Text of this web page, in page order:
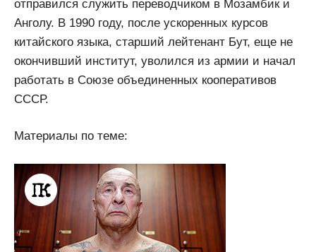
отправился служить переводчиком в Мозамбик и
Анголу. В 1990 году, после ускоренных курсов
китайского языка, старший лейтенант Бут, еще не
окончивший институт, уволился из армии и начал
работать в Союзе объединенных кооперативов
СССР.
Материалы по теме: